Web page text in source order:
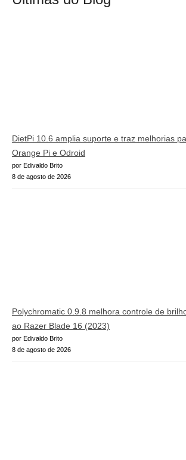
DietPi 10.6 amplia suporte e traz melhorias
Orange Pi e Odroid
por Edivaldo Brito
8 de agosto de 2026
Polychromatic 0.9.8 melhora controle de
ao Razer Blade 16 (2023)
por Edivaldo Brito
8 de agosto de 2026